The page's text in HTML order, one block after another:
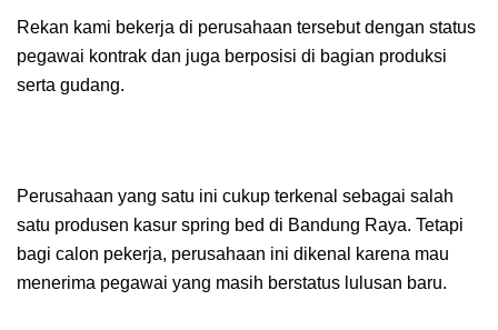
Rekan kami bekerja di perusahaan tersebut dengan status
pegawai kontrak dan juga berposisi di bagian produksi
serta gudang.
Perusahaan yang satu ini cukup terkenal sebagai salah
satu produsen kasur spring bed di Bandung Raya. Tetapi
bagi calon pekerja, perusahaan ini dikenal karena mau
menerima pegawai yang masih berstatus lulusan baru.